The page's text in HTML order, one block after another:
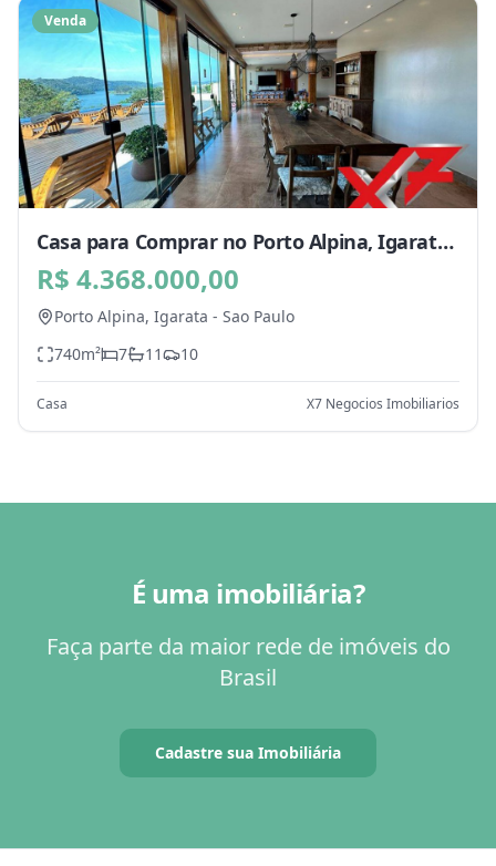
Venda
Casa para Comprar no Porto Alpina, Igarata
- SP
R$ 4.368.000,00
Porto Alpina, Igarata - Sao Paulo
740m² 7 11 10
Casa X7 Negocios Imobiliarios
É uma imobiliária?
Faça parte da maior rede de imóveis do
Brasil
Cadastre sua Imobiliária